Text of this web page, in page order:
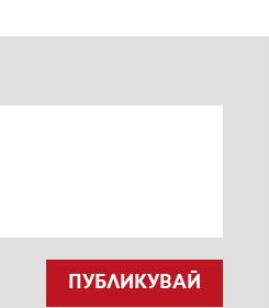
ПУБЛИКУВАЙ